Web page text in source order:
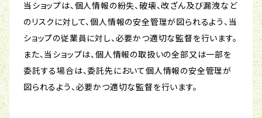
当ショップは、個人情報の紛失、破壊、改ざん及び漏洩など
のリスクに対して、個人情報の安全管理が図られるよう、当
ショップの従業員に対し、必要かつ適切な監督を行います。
また、当ショップは、個人情報の取扱いの全部又は一部を
委託する場合は、委託先において個人情報の安全管理が
図られるよう、必要かつ適切な監督を行います。